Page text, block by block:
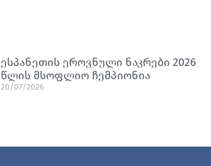
ესპანეთის ეროვნული ნაკრები 2026
წლის მსოფლიო ჩემპიონია
20/07/2026